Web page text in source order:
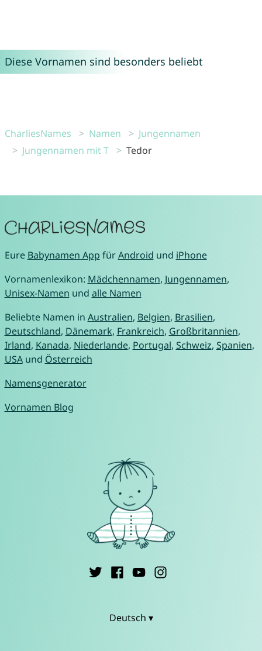
Diese Vornamen sind besonders beliebt
CharliesNames Namen
Jungennamen
Jungennamen mit T
Tedor
Eure Babynamen App fürAndroid und iPhone
Vornamenlexikon: Mädchennamen, Jungennamen,
Unisex-Namen und alle Namen
Beliebte Namen in Australien, Belgien, Brasilien,
Deutschland, Dänemark, Frankreich, Großbritannien,
Irland, Kanada, Niederlande, Portugal, Schweiz, Spanien,
USAund Österreich
Namensgenerator
Vornamen Blog
Deutsch ▾